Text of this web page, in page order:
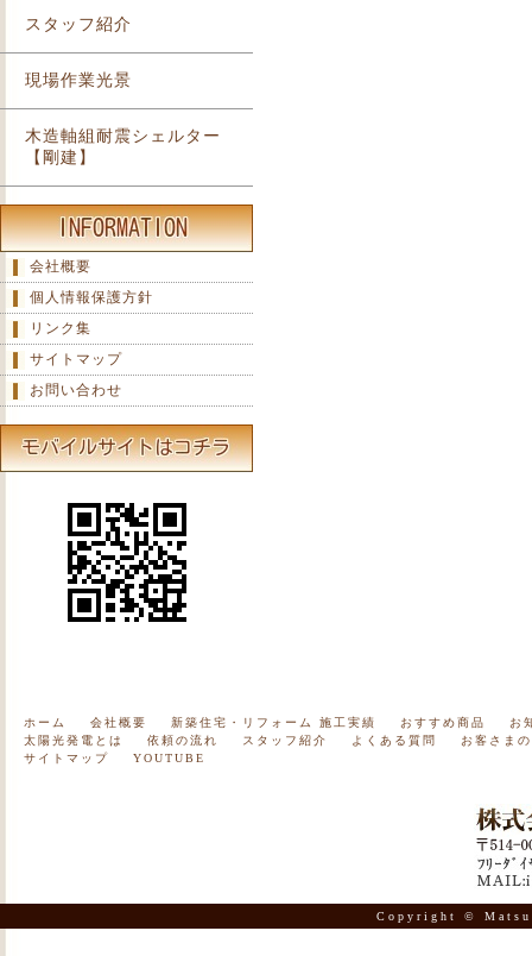
スタッフ紹介
現場作業光景
木造軸組耐震シェルター
【剛建】
会社概要
個人情報保護方針
リンク集
サイトマップ
お問い合わせ
ホーム 会社概要 新築住宅・リフォーム 施工実績 おすすめ商品
お
太陽光発電とは
依頼の流れ スタッフ紹介 よくある質問
お客さま
サイトマップ
YOUTUBE
Copyright ©